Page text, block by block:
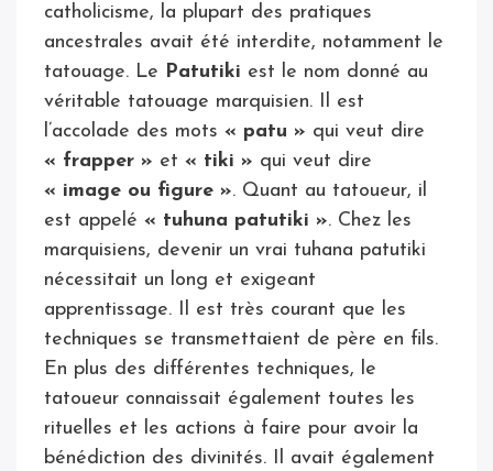
catholicisme, la plupart des pratiques
ancestrales avait été interdite, notamment le
tatouage. Le Patutiki est le nom donné au
véritable tatouage marquisien. Il est
l’accolade des mots « patu » qui veut dire
« frapper » et « tiki » qui veut dire
« image ou figure ». Quant au tatoueur, il
est appelé « tuhuna patutiki ». Chez les
marquisiens, devenir un vrai tuhana patutiki
nécessitait un long et exigeant
apprentissage. Il est très courant que les
techniques se transmettaient de père en fils.
En plus des différentes techniques, le
tatoueur connaissait également toutes les
rituelles et les actions à faire pour avoir la
bénédiction des divinités. Il avait également